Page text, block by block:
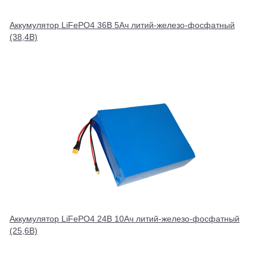
Аккумулятор LiFePO4 36В 5Ач литий-железо-фосфатный
(38,4В)
Аккумулятор LiFePO4 24В 10Ач литий-железо-фосфатный
(25,6В)